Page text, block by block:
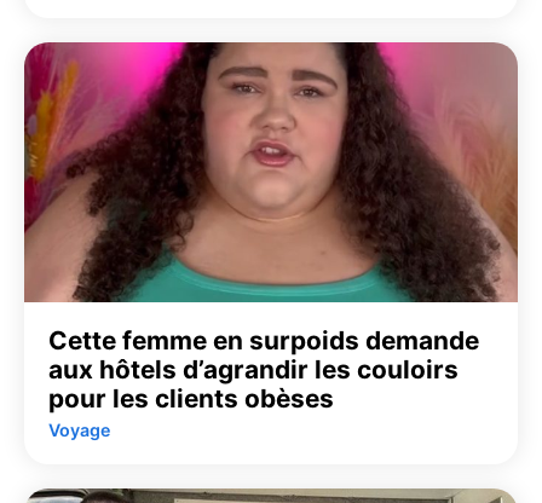
Cette femme en surpoids demande
aux hôtels d’agrandir les couloirs
pour les clients obèses
Voyage